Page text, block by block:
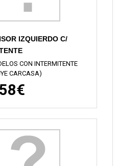
IZQUIERDO C/
CON INTERMITENTE
CARCASA)